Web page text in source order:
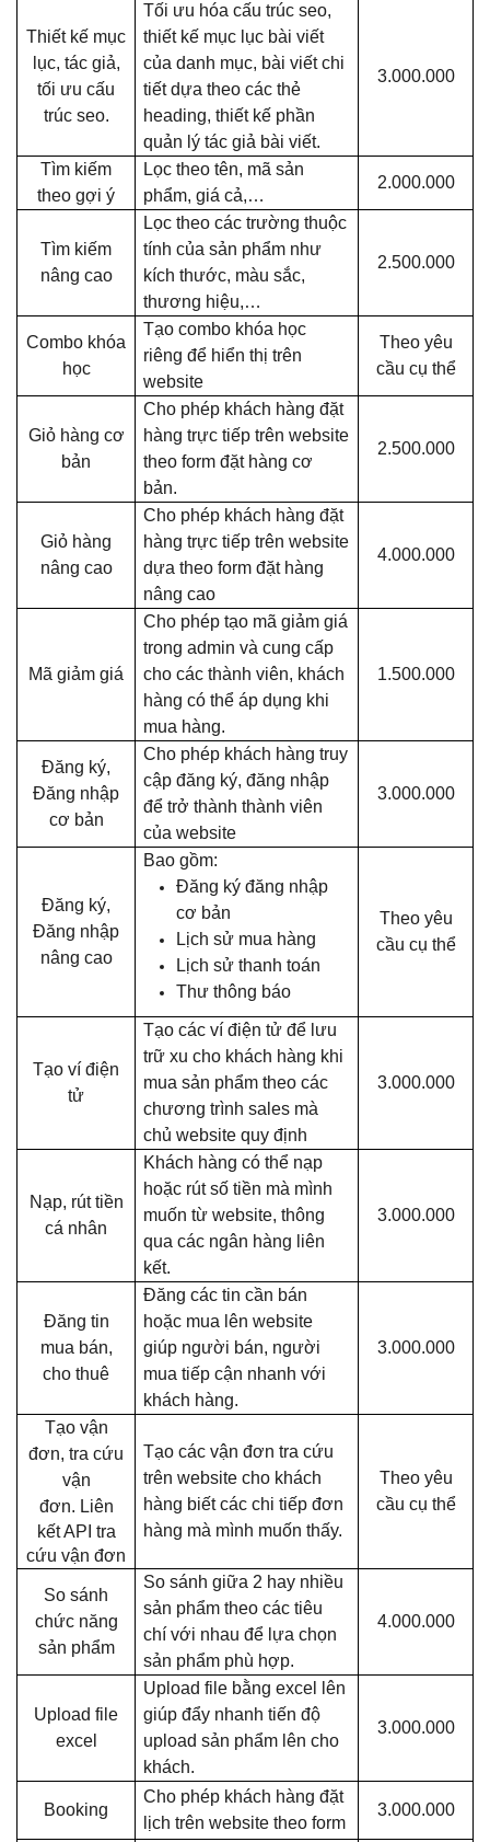
Thiết kế mục
lục, tác giả,
tối ưu cấu
trúc seo.
Tối ưu hóa cấu trúc seo,
thiết kế mục lục bài viết
của danh mục, bài viết chi
tiết dựa theo các thẻ
heading, thiết kế phần
quản lý tác giả bài viết.
3.000.000
Tìm kiếm
theo gợi ý
Lọc theo tên, mã sản
phẩm, giá cả,…
2.000.000
Tìm kiếm
nâng cao
Lọc theo các trường thuộc
tính của sản phẩm như
kích thước, màu sắc,
thương hiệu,…
2.500.000
Combo khóa
học
Tạo combo khóa học
riêng để hiển thị trên
website
Theo yêu
cầu cụ thể
Giỏ hàng cơ
bản
Cho phép khách hàng đặt
hàng trực tiếp trên website
theo form đặt hàng cơ
bản.
2.500.000
Giỏ hàng
nâng cao
Cho phép khách hàng đặt
hàng trực tiếp trên website
dựa theo form đặt hàng
nâng cao
4.000.000
Mã giảm giá
Cho phép tạo mã giảm giá
trong admin và cung cấp
cho các thành viên, khách
hàng có thể áp dụng khi
mua hàng.
1.500.000
Đăng ký,
Đăng nhập
cơ bản
Cho phép khách hàng truy
cập đăng ký, đăng nhập
để trở thành thành viên
của website
3.000.000
Đăng ký,
Đăng nhập
nâng cao
Bao gồm:
Đăng ký đăng nhập
cơ bản
Lịch sử mua hàng
Lịch sử thanh toán
Thư thông báo
Theo yêu
cầu cụ thể
Tạo ví điện
tử
Tạo các ví điện tử để lưu
trữ xu cho khách hàng khi
mua sản phẩm theo các
chương trình sales mà
chủ website quy định
3.000.000
Nạp, rút tiền
cá nhân
Khách hàng có thể nạp
hoặc rút số tiền mà mình
muốn từ website, thông
qua các ngân hàng liên
kết.
3.000.000
Đăng tin
mua bán,
cho thuê
Đăng các tin cần bán
hoặc mua lên website
giúp người bán, người
mua tiếp cận nhanh với
khách hàng.
3.000.000
Tạo vận
đơn, tra cứu
vận
đơn. Liên
kết API tra
cứu vận đơn
Tạo các vận đơn tra cứu
trên website cho khách
hàng biết các chi tiếp đơn
hàng mà mình muốn thấy.
Theo yêu
cầu cụ thể
So sánh
chức năng
sản phẩm
So sánh giữa 2 hay nhiều
sản phẩm theo các tiêu
chí với nhau để lựa chọn
sản phẩm phù hợp.
4.000.000
Upload file
excel
Upload file bằng excel lên
giúp đẩy nhanh tiến độ
upload sản phẩm lên cho
khách.
3.000.000
Booking
Cho phép khách hàng đặt
lịch trên website theo form
3.000.000